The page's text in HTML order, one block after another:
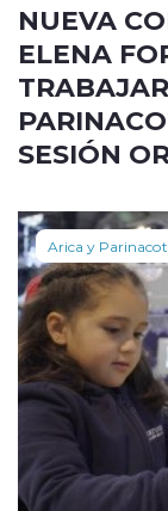
NUEVA
ELENA
SESIÓN
Arica y